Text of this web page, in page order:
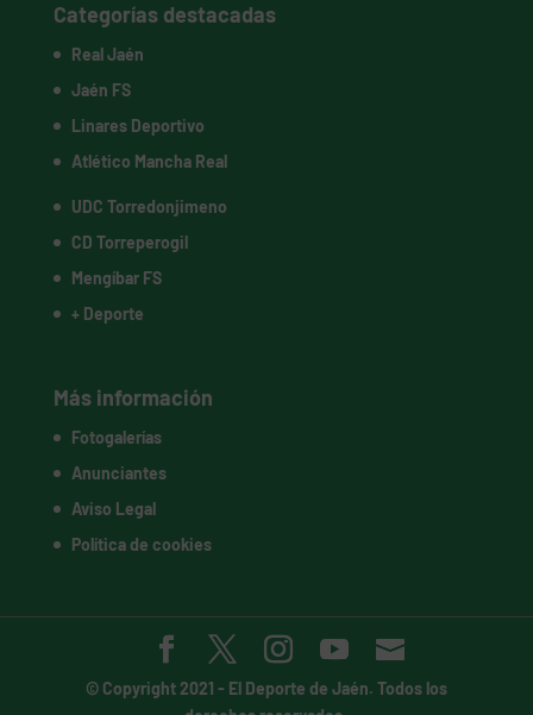
Categorías destacadas
Real Jaén
Jaén FS
Linares Deportivo
Atlético Mancha Real
UDC Torredonjimeno
CD Torreperogil
Mengíbar FS
+ Deporte
Más información
Fotogalerías
Anunciantes
Aviso Legal
Política de cookies
© Copyright 2021 - El Deporte de Jaén. Todos los